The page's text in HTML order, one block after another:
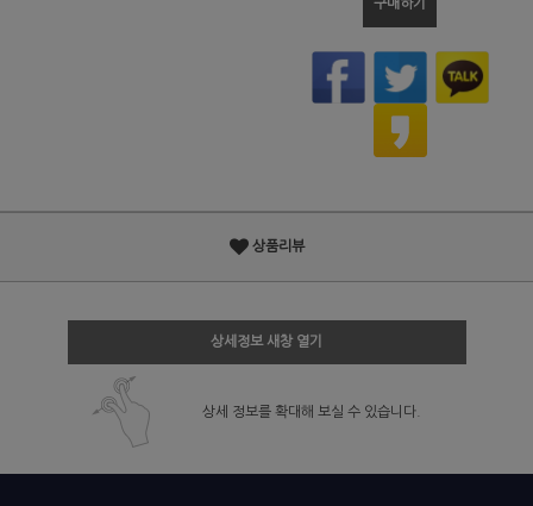
구매하기
상품리뷰
상세정보 새창 열기
상세 정보를 확대해 보실 수 있습니다.